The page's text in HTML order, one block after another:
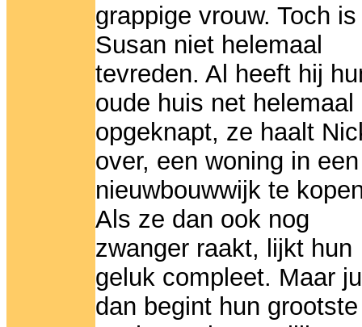
grappige vrouw. Toch is
Susan niet helemaal
tevreden. Al heeft hij
oude huis net helemaal
opgeknapt, ze haalt
over, een woning in een
nieuwbouwwijk te
Als ze dan ook nog
zwanger raakt, lijkt hun
geluk compleet. Maar
dan begint hun grootste